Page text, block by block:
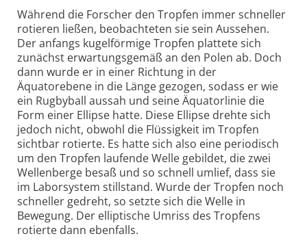
Während die Forscher den Tropfen immer schneller
rotieren ließen, beobachteten sie sein Aussehen.
Der anfangs kugelförmige Tropfen plattete sich
zunächst erwartungsgemäß an den Polen ab. Doch
dann wurde er in einer Richtung in der
Äquatorebene in die Länge gezogen, sodass er wie
ein Rugbyball aussah und seine Äquatorlinie die
Form einer Ellipse hatte. Diese Ellipse drehte sich
jedoch nicht, obwohl die Flüssigkeit im Tropfen
sichtbar rotierte. Es hatte sich also eine periodisch
um den Tropfen laufende Welle gebildet, die zwei
Wellenberge besaß und so schnell umlief, dass sie
im Laborsystem stillstand. Wurde der Tropfen noch
schneller gedreht, so setzte sich die Welle in
Bewegung. Der elliptische Umriss des Tropfens
rotierte dann ebenfalls.